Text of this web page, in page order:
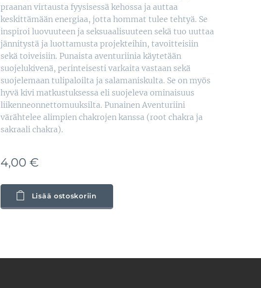
praanan virtausta fyysisessä kehossa ja auttaa
keskittämään energiaa, jotta hommat tulee tehtyä. Se
inspiroi luovuuteen ja seksuaalisuuteen sekä tuo uuttaa
jännitystä ja luottamusta projekteihin, tavoitteisiin
sekä toiveisiin. Punaista aventuriinia käytetään
suojelukivenä, perinteisesti varkaita vastaan sekä
suojelemaan tulipaloilta ja salamaniskulta. Se on myös
hyvä kivi matkustuksessa eli suojeleva ominaisuus
liikenneonnettomuuksilta. Punainen Aventuriini
värähtelee alimpien chakrojen kanssa (root chakra ja
sakraali chakra).
4,00 €
Lisää ostoskoriin